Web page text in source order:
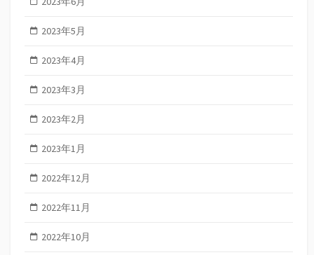
2023年5月
2023年4月
2023年3月
2023年2月
2023年1月
2022年12月
2022年11月
2022年10月